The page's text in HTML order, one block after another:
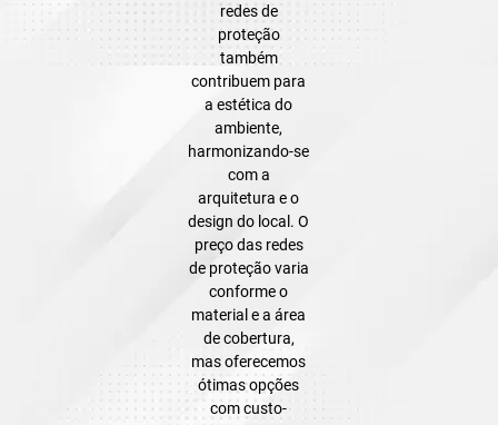
redes de
proteção
também
contribuem para
a estética do
ambiente,
harmonizando-se
com a
arquitetura e o
design do local. O
preço das redes
de proteção varia
conforme o
material e a área
de cobertura,
mas oferecemos
ótimas opções
com custo-